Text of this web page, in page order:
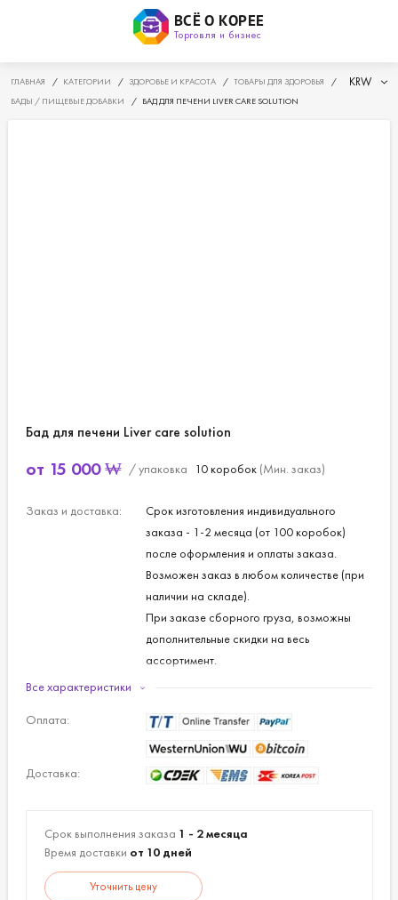
ВСЁ О КОРЕЕ
Торговля и бизнес
ГЛАВНАЯ / КАТЕГОРИИ / ЗДОРОВЬЕ И КРАСОТА / ТОВАРЫ ДЛЯ ЗДОРОВЬЯ
/
БАДЫ / ПИЩЕВЫЕ ДОБАВКИ
/ БАД ДЛЯ ПЕЧЕНИ LIVER CARE SOLUTION
KRW
Бад для печени Liver care solution
от 15 000 ₩ / упаковка 10 коробок (Мин. заказ)
Заказ и доставка:
Срок изготовления индивидуального
заказа - 1-2 месяца (от 100 коробок)
после оформления и оплаты заказа.
Возможен заказ в любом количестве (при
наличии на складе).
При заказе сборного груза, возможны
дополнительные скидки на весь
ассортимент.
Цены обсуждаемы.
1 упаковка - 60 капсул
1 коробка - 40 упаковок
Все характеристики
Оплата:
Доставка:
Срок выполнения заказа 1 - 2 месяца
Время доставки от 10 дней
Уточнить цену